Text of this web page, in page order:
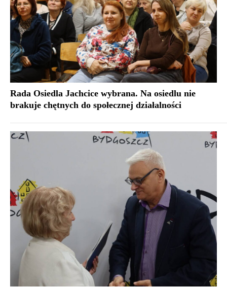
Rada Osiedla Jachcice wybrana. Na osiedlu nie
brakuje chętnych do społecznej działalności